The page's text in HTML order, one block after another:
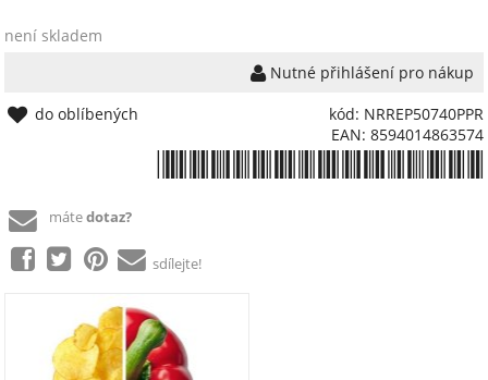
není skladem
Nutné přihlášení pro nákup
kód: NRREP50740PPR
EAN: 8594014863574
do oblíbených
mátedotaz?
sdílejte!